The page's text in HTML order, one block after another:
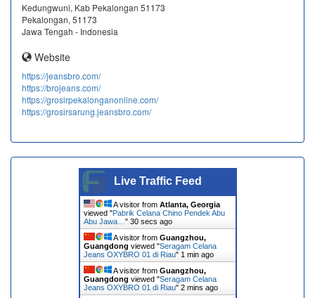
Kedungwuni, Kab Pekalongan 51173
Pekalongan, 51173
Jawa Tengah - Indonesia
Website
https://jeansbro.com/
https://brojeans.com/
https://grosirpekalonganonline.com/
https://grosirsarung.jeansbro.com/
Live Traffic Feed
A visitor from Atlanta, Georgia
viewed "Pabrik Celana Chino Pendek Abu
Abu Jawa… " 31 secs ago
A visitor from Guangzhou,
Guangdong viewed "Seragam Celana
Jeans OXYBRO 01 di Riau" 1 min ago
A visitor from Guangzhou,
Guangdong viewed "Seragam Celana
Jeans OXYBRO 01 di Riau" 2 mins ago